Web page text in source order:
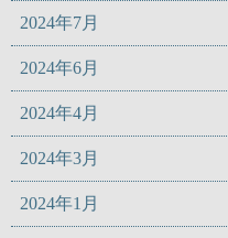
2024年7月
2024年6月
2024年4月
2024年3月
2024年1月